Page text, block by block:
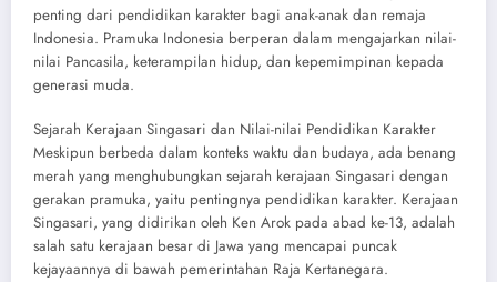
penting dari pendidikan karakter bagi anak-anak dan remaja
Indonesia. Pramuka Indonesia berperan dalam mengajarkan nilai-
nilai Pancasila, keterampilan hidup, dan kepemimpinan kepada
generasi muda.
Sejarah Kerajaan Singasari dan Nilai-nilai Pendidikan Karakter
Meskipun berbeda dalam konteks waktu dan budaya, ada benang
merah yang menghubungkan sejarah kerajaan Singasari dengan
gerakan pramuka, yaitu pentingnya pendidikan karakter. Kerajaan
Singasari, yang didirikan oleh Ken Arok pada abad ke-13, adalah
salah satu kerajaan besar di Jawa yang mencapai puncak
kejayaannya di bawah pemerintahan Raja Kertanegara.